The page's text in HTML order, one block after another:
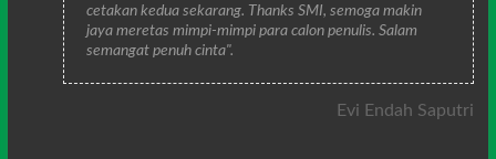
cetakan kedua sekarang. Thanks SMI, semoga makin
jaya meretas mimpi-mimpi para calon penulis. Salam
semangat penuh cinta".
Evi Endah Saputri